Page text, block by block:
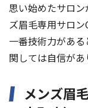
思い始めたサロ
ズ眉毛専用サロン
一番技術力があ
関しては自信があ
メンズ眉